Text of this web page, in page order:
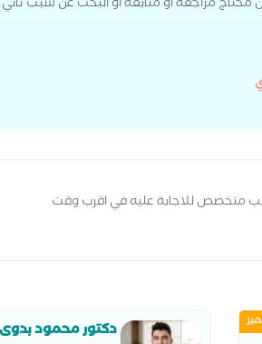
محتاج مراجعة او متابعة أو البحث عن سبب
متخصص للاجابة عليه في اقرب وقت
دكتور محمود بدوى